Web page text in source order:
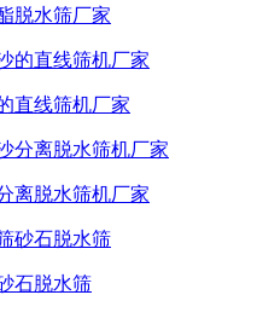
脱水筛厂家
直线筛机厂家
离脱水筛机厂家
石脱水筛